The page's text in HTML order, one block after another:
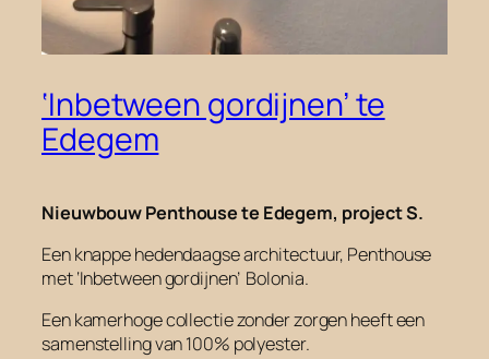
‘Inbetween gordijnen’ te
Edegem
Nieuwbouw Penthouse te Edegem, project S.
Een knappe hedendaagse architectuur, Penthouse
met ‘Inbetweengordijnen’Bolonia.
Een kamerhoge collectie zonder zorgen heeft een
samenstelling van 100% polyester.